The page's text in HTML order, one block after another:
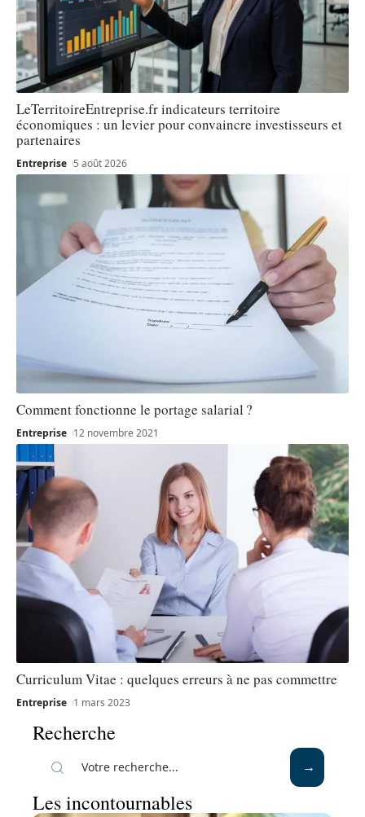
LeTerritoireEntreprise.fr indicateurs territoire
économiques : un levier pour convaincre investisseurs et
partenaires
Entreprise 5 août 2026
Comment fonctionne le portage salarial ?
Entreprise 12 novembre 2021
Curriculum Vitae : quelques erreurs à ne pas commettre
Entreprise 1 mars 2023
Recherche
Les incontournables